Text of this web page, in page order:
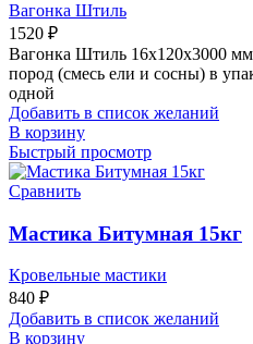
Вагонка Штиль
1520 ₽
Вагонка Штиль 16х120х3000
пород (смесь ели и сосны) в
одной
Добавить в список желаний
В корзину
Быстрый просмотр
Сравнить
Мастика Битумная 15кг
Кровельные мастики
840 ₽
Добавить в список желаний
В корзину